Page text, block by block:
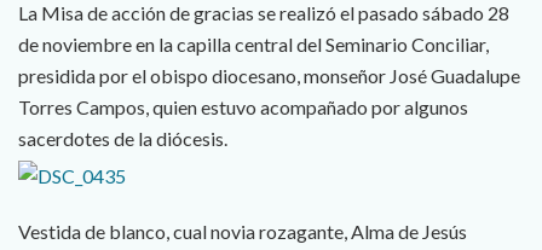
La Misa de acción de gracias se realizó el pasado sábado 28
de noviembre en la capilla central del Seminario Conciliar,
presidida por el obispo diocesano, monseñor José Guadalupe
Torres Campos, quien estuvo acompañado por algunos
sacerdotes de la diócesis.
Vestida de blanco, cual novia rozagante, Alma de Jesús